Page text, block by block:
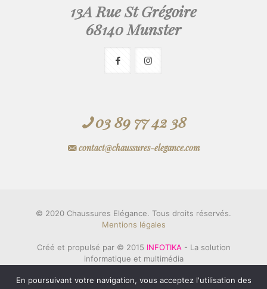
13A Rue St Grégoire
68140 Munster
03 89 77 42 38
contact@chaussures-elegance.com
© 2020 Chaussures Elégance. Tous droits réservés.
Mentions légales
Créé et propulsé par © 2015 INFOTIKA- La solution
informatique et multimédia
eCommerce en Alsace
En poursuivant votre navigation, vous acceptez l'utilisation des